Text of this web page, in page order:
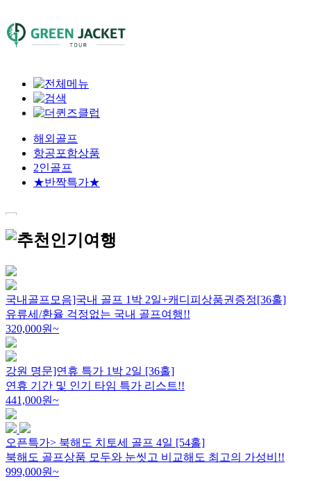
해외골프
항공포함상품
2인골프
★반짝특가★
국내골프모음]국내 골프 1박 2일+캐디피상품권증정[36홀]
유류세/환율 걱정없는 국내 골프여행!!
320,000원~
강원 명문]연휴 특가 1박 2일 [36홀]
연휴 기간 및 인기 타임 특가 리스트!!
441,000원~
오픈특가> 북해도 치토세 골프 4일 [54홀]
북해도 골프상품 모두와 눈씻고 비교해도 최고의 가성비!!
999,000원~